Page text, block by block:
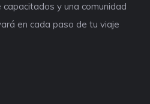
y una comunidad
en cada paso de tu viaje